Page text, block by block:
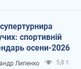
спортивній
осени-2026
Липенко 5,8 т.